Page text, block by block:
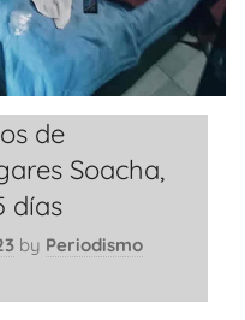
de
Soacha,
días
by Periodismo